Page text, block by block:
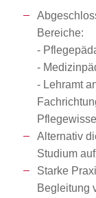
Bereiche:
-
-
- Lehramt
Alternativ
Studium
Starke
Begleitung